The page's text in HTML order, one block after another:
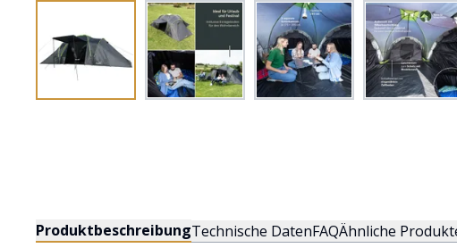
ProduktbeschreibungTechnische DatenFAQÄhnliche